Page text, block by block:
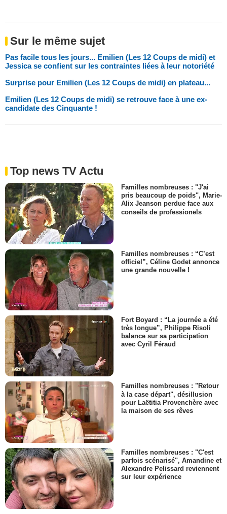
Sur le même sujet
Pas facile tous les jours... Emilien (Les 12 Coups de midi) et
Jessica se confient sur les contraintes liées à leur notoriété
Surprise pour Emilien (Les 12 Coups de midi) en plateau...
Emilien (Les 12 Coups de midi) se retrouve face à une ex-
candidate des Cinquante !
Top news TV Actu
Familles nombreuses : "J'ai
pris beaucoup de poids", Marie-
Alix Jeanson perdue face aux
conseils de professionels
Familles nombreuses : “C’est
officiel”, Céline Godet annonce
une grande nouvelle !
Fort Boyard : “La journée a été
très longue”, Philippe Risoli
balance sur sa participation
avec Cyril Féraud
Familles nombreuses : "Retour
à la case départ", désillusion
pour Laëtitia Provenchère avec
la maison de ses rêves
Familles nombreuses : "C'est
parfois scénarisé", Amandine et
Alexandre Pelissard reviennent
sur leur expérience